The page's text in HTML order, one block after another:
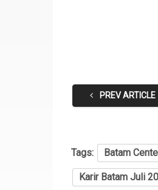
PREV ARTICLE
Tags: Batam
Karir Batam Juli